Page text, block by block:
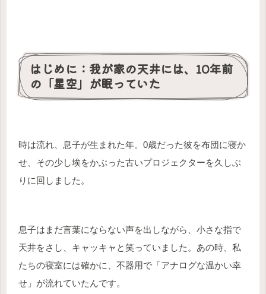
はじめに：我が家の天井には、10年前
の「星空」が眠っていた
時は流れ、息子が生まれた年。0歳だった彼を布団に寝か
せ、その少し埃をかぶった古いプロジェクターを久しぶ
りに回しました。
息子はまだ言葉にならない声を出しながら、小さな指で
天井をさし、キャッキャと笑っていました。あの時、私
たちの寝室には確かに、不器用で「アナログな温かい幸
せ」が流れていたんです。